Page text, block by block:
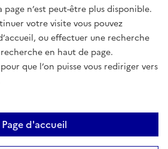
n’est peut-être plus disponible.
votre visite vous pouvez
ou effectuer une recherche
en haut de page.
que l’on puisse vous rediriger vers
Page d'accueil